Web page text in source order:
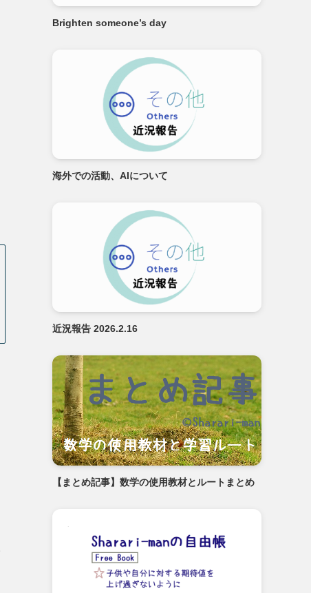
Brighten someone’s day
海外での活動、AIについて
近況報告 2026.2.16
【まとめ記事】数学の使用教材とルートまとめ